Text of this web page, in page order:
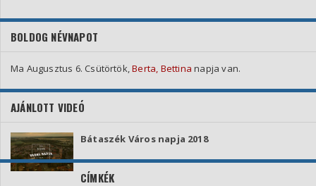
BOLDOG NÉVNAPOT
Ma Augusztus 6. Csütörtök, Berta, Bettina napja van.
AJÁNLOTT VIDEÓ
Bátaszék Város napja 2018
CÍMKÉK